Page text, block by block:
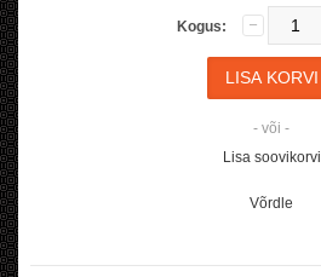
Kogus:
- või -
Lisa soovikorvi
Võrdle